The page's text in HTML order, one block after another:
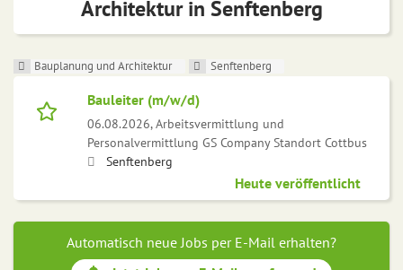
Architektur in Senftenberg
Bauplanung und Architektur Senftenberg
Bauleiter (m/w/d)
06.08.2026,Arbeitsvermittlung und
Personalvermittlung GS Company Standort Cottbus
Senftenberg
Heute veröffentlicht
Automatisch neue Jobs per E-Mail erhalten?